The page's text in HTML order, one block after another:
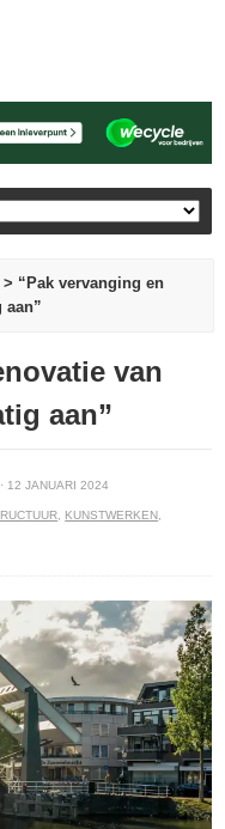
> “Pak vervanging en
aan”
van
aan”
12 JANUARI 2024
, KUNSTWERKEN,